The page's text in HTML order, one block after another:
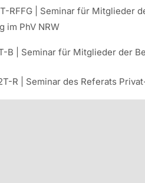
RFFG | Seminar für Mitglieder
im PhV NRW
B | Seminar für Mitglieder der
R | Seminar des Referats